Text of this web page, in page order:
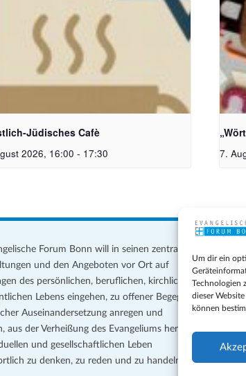
Um dir ein
Technologien
dieser
können
Jüdisches Cafe | Bildquelle: KI
Jüdisches Cafè
2026, 16:00 - 17:30 7.
Forum Bonn will in seinen zentralen
und den Angeboten vor Ort auf
des persönlichen, beruflichen, kirchlichen
Lebens eingehen, zu offener Begegnung
Auseinandersetzung anregen und
aus der Verheißung des Evangeliums heraus
und gesellschaftlichen Leben
zu denken, zu reden und zu handeln.